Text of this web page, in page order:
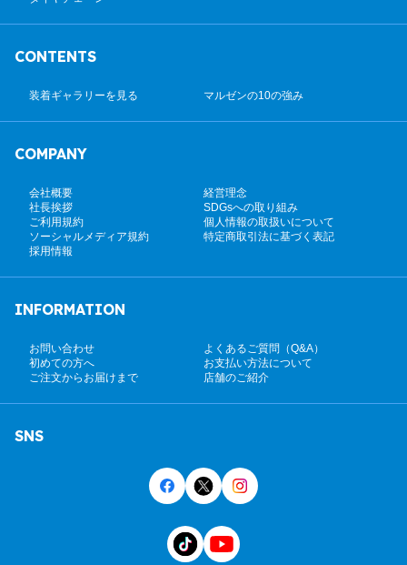
CONTENTS
装着ギャラリーを見る マルゼンの10の強み
COMPANY
会社概要
経営理念
社長挨拶
SDGsへの取り組み
ご利用規約
個人情報の取扱いについて
ソーシャルメディア規約
特定商取引法に基づく表記
採用情報
INFORMATION
お問い合わせ
よくあるご質問（Q&A）
初めての方へ
お支払い方法について
ご注文からお届けまで
店舗のご紹介
SNS